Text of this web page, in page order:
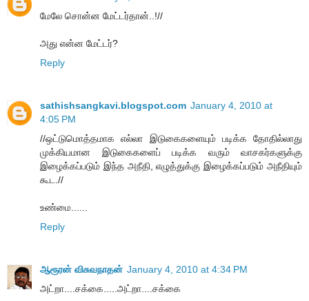
மேலே சொன்ன மேட்டர்தான்..!//
அது என்ன மேட்டர்?
Reply
sathishsangkavi.blogspot.com January 4, 2010 at
4:05 PM
//ஒட்டுமொத்தமாக எல்லா இடுகைகளையும் படிக்க தோதில்லாது
முக்கியமான இடுகைகளைப் படிக்க வரும் வாசகர்களுக்கு
இழைக்கப்படும் இந்த அநீதி, எழுத்துக்கு இழைக்கப்படும் அநீதியும்
கூட.//
உண்மை......
Reply
ஆரூரன் விசுவநாதன் January 4, 2010 at 4:34 PM
அட்றா....சக்கை.....அட்றா....சக்கை